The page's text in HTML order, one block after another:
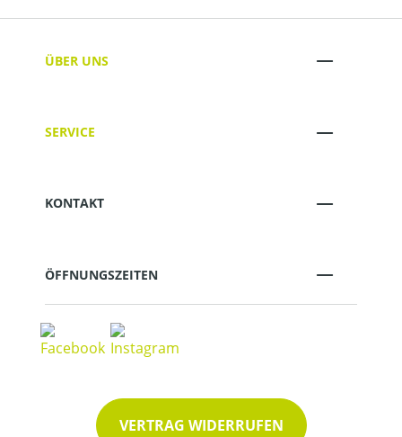
ÜBER UNS
SERVICE
KONTAKT
ÖFFNUNGSZEITEN
VERTRAG WIDERRUFEN